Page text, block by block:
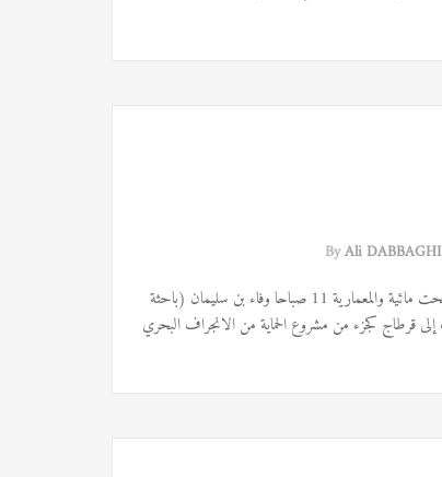
ByAli DABBAGHI
الحصص العلمية 28 ماي 2021 البرنامج قرطاج والقيروان دراسات في المحافظة على الأثار التحت مائية والمعمارية 11 صباحا وفاء بن سليمان (باحثة
إلى قرطاج كجزء من مشروع الحماية من الانجراف البحري